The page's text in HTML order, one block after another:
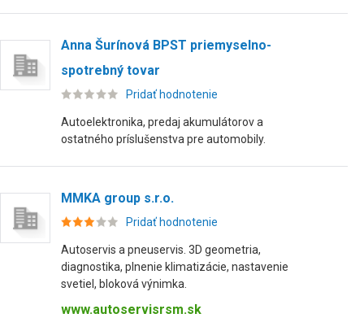
Anna Šurínová BPST priemyselno-
spotrebný tovar
Pridať hodnotenie
Autoelektronika, predaj akumulátorov a
ostatného príslušenstva pre automobily.
MMKA group s.r.o.
Pridať hodnotenie
Autoservis a pneuservis. 3D geometria,
diagnostika, plnenie klimatizácie, nastavenie
svetiel, bloková výnimka.
www.autoservisrsm.sk